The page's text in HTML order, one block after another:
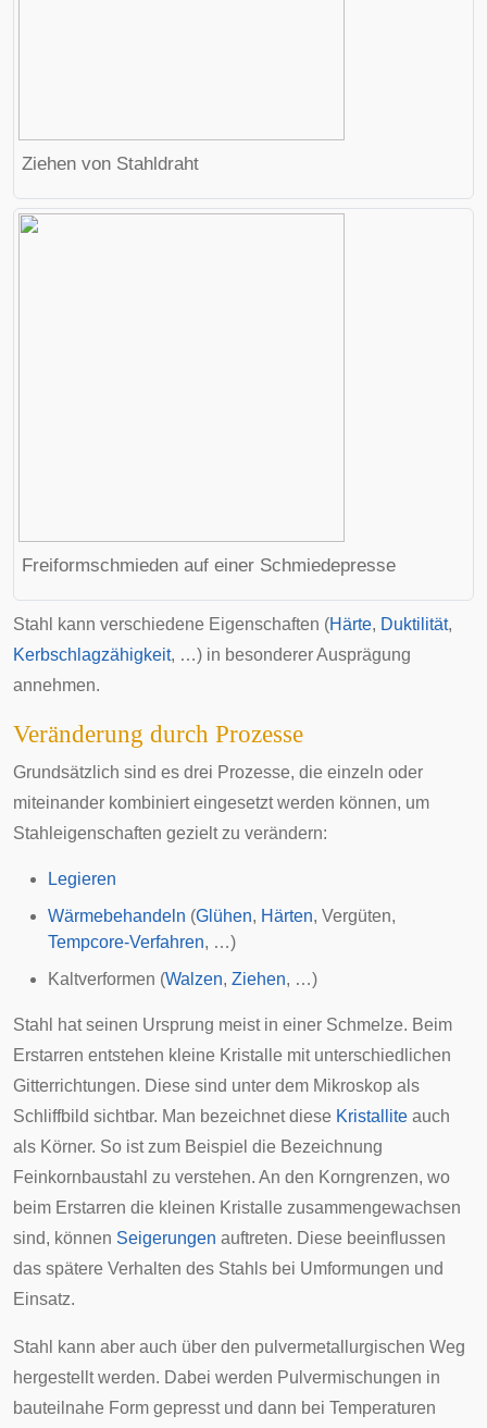
Ziehen von Stahldraht
Freiformschmieden auf einer Schmiedepresse
Stahl kann verschiedene Eigenschaften (Härte, Duktilität,
Kerbschlagzähigkeit, …) in besonderer Ausprägung
annehmen.
Veränderung durch Prozesse
Grundsätzlich sind es drei Prozesse, die einzeln oder
miteinander kombiniert eingesetzt werden können, um
Stahleigenschaften gezielt zu verändern:
Legieren
Wärmebehandeln (Glühen, Härten, Vergüten,
Tempcore-Verfahren, …)
Kaltverformen (Walzen, Ziehen, …)
Stahl hat seinen Ursprung meist in einer Schmelze. Beim
Erstarren entstehen kleine Kristalle mit unterschiedlichen
Gitterrichtungen. Diese sind unter dem Mikroskop als
Schliffbild sichtbar. Man bezeichnet diese Kristallite auch
als Körner. So ist zum Beispiel die Bezeichnung
Feinkornbaustahl zu verstehen. An den Korngrenzen, wo
beim Erstarren die kleinen Kristalle zusammengewachsen
sind, können Seigerungen auftreten. Diese beeinflussen
das spätere Verhalten des Stahls bei Umformungen und
Einsatz.
Stahl kann aber auch über den pulvermetallurgischen Weg
hergestellt werden. Dabei werden Pulvermischungen in
bauteilnahe Form gepresst und dann bei Temperaturen